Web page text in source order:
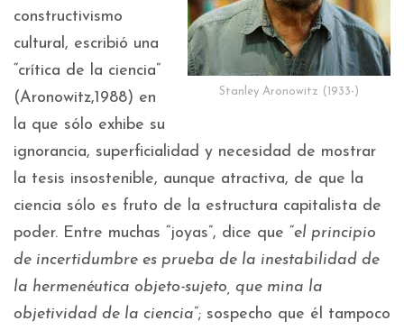
Stanley Aronowitz (1933-)
constructivismo
cultural, escribió una
“crítica de la ciencia”
(Aronowitz,1988) en
la que sólo exhibe su
ignorancia, superficialidad y necesidad de mostrar
la tesis insostenible, aunque atractiva, de que la
ciencia sólo es fruto de la estructura capitalista de
poder. Entre muchas “joyas”, dice que “el principio
de incertidumbre es prueba de la inestabilidad de
la hermenéutica objeto-sujeto, que mina la
objetividad de la ciencia”; sospecho que él tampoco